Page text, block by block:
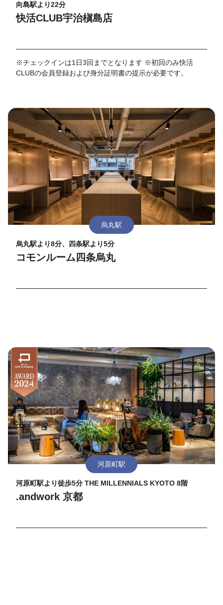
向島駅より22分
快活CLUB宇治槇島店
※チェックインは1日3回までとなります ※初回のみ快活
CLUBの会員登録および身分証明書の提示が必要です。
烏丸駅
烏丸駅より8分、四条駅より5分
コモンルーム四条烏丸
河原町駅
河原町駅より徒歩5分 THE MILLENNIALS KYOTO 8階
.andwork 京都